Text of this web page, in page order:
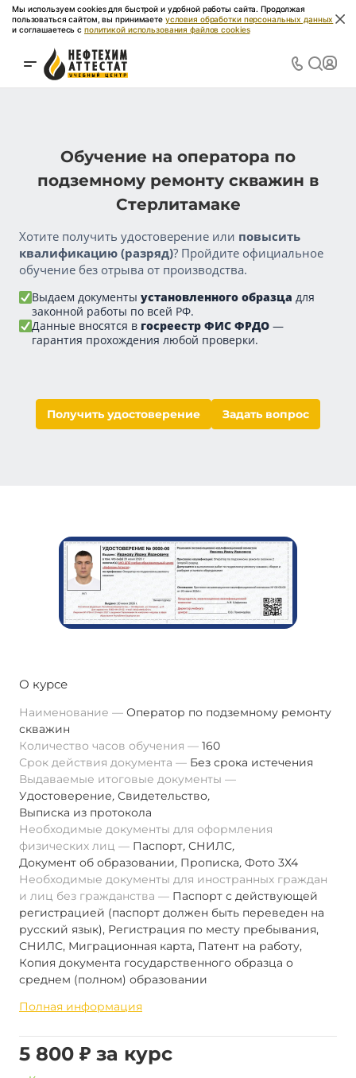
Мы используем cookies для быстрой и удобной работы сайта. Продолжая
пользоваться сайтом, вы принимаете условия обработки персональных данных
и соглашаетесь с политикой использования файлов cookies
Обучение на оператора по
подземному ремонту скважин в
Стерлитамаке
Хотите получить удостоверение или повысить
квалификацию (разряд)? Пройдите официальное
обучение без отрыва от производства.
Выдаем документы установленного образца для
законной работы по всей РФ.
Данные вносятся в госреестр ФИС ФРДО —
гарантия прохождения любой проверки.
Получить удостоверение Задать вопрос
О курсе
Наименование
Оператор по подземному ремонту
скважин
Количество часов обучения
160
Срок действия документа
Без срока истечения
Выдаваемые итоговые документы
Удостоверение, Свидетельство,
Выписка из протокола
Необходимые документы для оформления
физических лиц
Паспорт, СНИЛС,
Документ об образовании, Прописка, Фото 3Х4
Необходимые документы для иностранных граждан
и лиц без гражданства
Паспорт с действующей
регистрацией (паспорт должен быть переведен на
русский язык), Регистрация по месту пребывания,
СНИЛС, Миграционная карта, Патент на работу,
Копия документа государственного образца о
среднем (полном) образовании
Полная информация
5 800 ₽ за курс